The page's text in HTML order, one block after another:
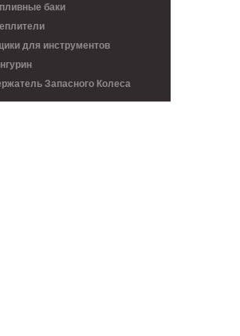
баки
для инструментов
Запасного Колеса